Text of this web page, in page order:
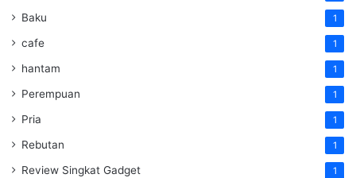
Baku 1
cafe 1
hantam 1
Perempuan 1
Pria 1
Rebutan 1
Review Singkat Gadget 1